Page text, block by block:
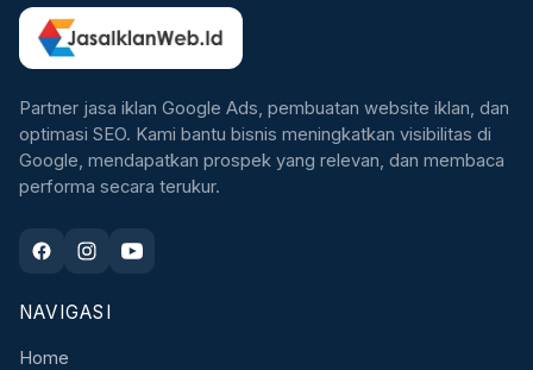
Partner jasa iklan Google Ads, pembuatan website iklan, dan
optimasi SEO. Kami bantu bisnis meningkatkan visibilitas di
Google, mendapatkan prospek yang relevan, dan membaca
performa secara terukur.
NAVIGASI
Home